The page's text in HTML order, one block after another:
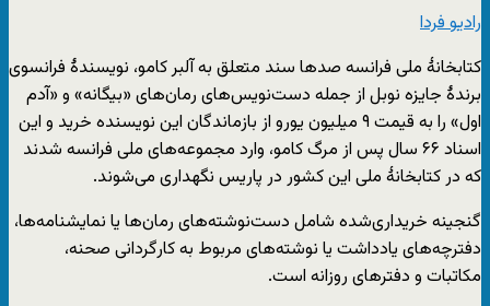
رادیو فردا
کتابخانهٔ ملی فرانسه صدها سند متعلق به آلبر کامو، نویسندهٔ فرانسوی
برندهٔ جایزه نوبل از جمله دست‌نویس‌‌های رمان‌های «بیگانه» و «آدم
اول» را به قیمت ۹ میلیون یورو از بازماندگان این نویسنده خرید و این
اسناد ۶۶ سال پس از مرگ کامو، وارد مجموعه‌های ملی فرانسه شدند
که در کتابخانهٔ ملی این کشور در پاریس نگهداری می‌شوند.
گنجینه‌ خریداری‌شده شامل دست‌نوشته‌های رمان‌ها یا نمایشنامه‌ها،
دفترچه‌های یادداشت یا نوشته‌های مربوط به کارگردانی صحنه،
مکاتبات و دفترهای روزانه است.